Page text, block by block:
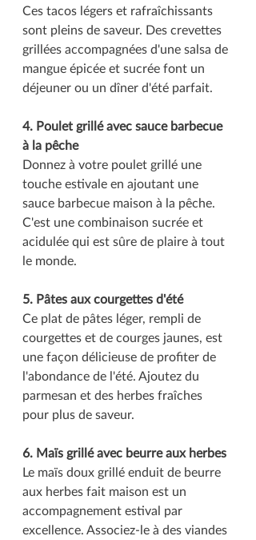
Ces tacos légers et rafraîchissants
sont pleins de saveur. Des crevettes
grillées accompagnées d'une salsa de
mangue épicée et sucrée font un
déjeuner ou un dîner d'été parfait.
4. Poulet grillé avec sauce barbecue
à la pêche
Donnez à votre poulet grillé une
touche estivale en ajoutant une
sauce barbecue maison à la pêche.
C'est une combinaison sucrée et
acidulée qui est sûre de plaire à tout
le monde.
5. Pâtes aux courgettes d'été
Ce plat de pâtes léger, rempli de
courgettes et de courges jaunes, est
une façon délicieuse de profiter de
l'abondance de l'été. Ajoutez du
parmesan et des herbes fraîches
pour plus de saveur.
6. Maïs grillé avec beurre aux herbes
Le maïs doux grillé enduit de beurre
aux herbes fait maison est un
accompagnement estival par
excellence. Associez-le à des viandes